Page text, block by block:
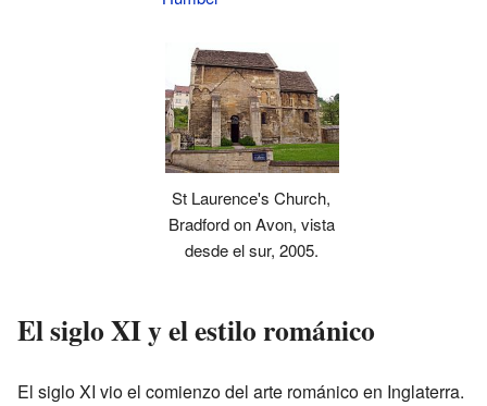
St Laurence's Church,
Bradford on Avon, vista
desde el sur, 2005.
El siglo XI y el estilo románico
El siglo XI vio el comienzo del arte románico en Inglaterra.